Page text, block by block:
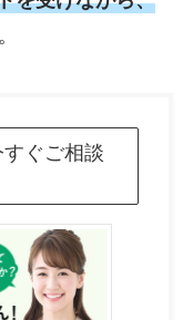
ぐご相談